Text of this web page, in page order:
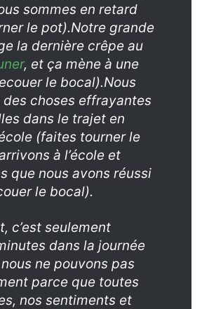
sommes en retard
le pot).Notre grande
la dernière crêpe au
, et ça mène à une
le bocal).Nous
des choses effrayantes
dans le trajet en
(faites tourner le
à l’école et
que nous avons réussi
le bocal).
c’est seulement
dans la journée
nous ne pouvons pas
parce que toutes
nos sentiments et